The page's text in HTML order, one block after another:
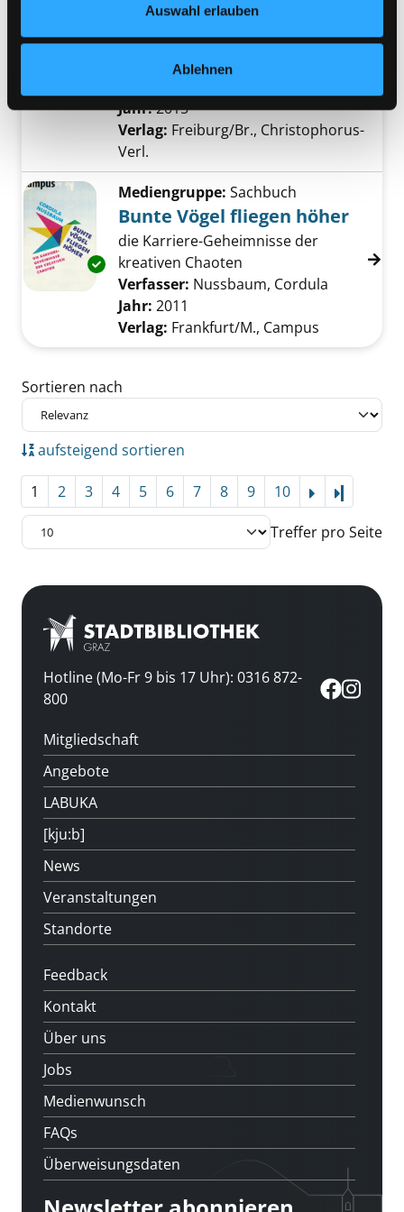
Auswahl erlauben
Ablehnen
Exemplar-Details von Kreativ durch's Jahr
Mediengruppe:Sachbuch
Kreativ durch's Jahr
52 Lieblingsprojekte: nähen, häkeln,
Suche nach diesem Verfasser
Jahr:2015
Verlag: Freiburg/Br., Christophorus-
Verl.
Exemplar-Details von Bunte Vögel fliegen
Mediengruppe: Sachbuch
Bunte Vögel fliegen höher
die Karriere-Geheimnisse der
kreativen Chaoten
Verfasser: Nussbaum, Cordula
Jahr: 2011
Verlag: Frankfurt/M., Campus
Zu den Suchfiltern springen
Sortieren nach
aufsteigend sortieren
1 2 3 4 5 6 7 8 9 10
Treffer pro Seite
Hotline (Mo-Fr 9 bis 17 Uhr): 0316 872-
800
Mitgliedschaft
Angebote
LABUKA
[kju:b]
News
Veranstaltungen
Standorte
Feedback
Kontakt
Über uns
Jobs
Medienwunsch
FAQs
Überweisungsdaten